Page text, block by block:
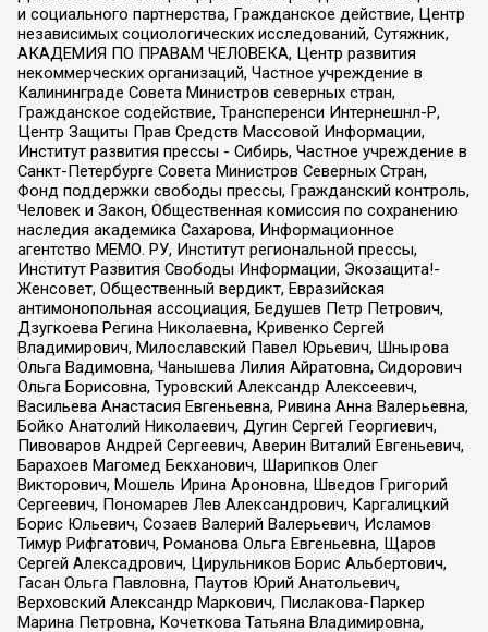
и социального партнерства, Гражданское действие, Центр
независимых социологических исследований, Сутяжник,
АКАДЕМИЯ ПО ПРАВАМ ЧЕЛОВЕКА, Центр развития
некоммерческих организаций, Частное учреждение в
Калининграде Совета Министров северных стран,
Гражданское содействие, Трансперенси Интернешнл-Р,
Центр Защиты Прав Средств Массовой Информации,
Институт развития прессы - Сибирь, Частное учреждение в
Санкт-Петербурге Совета Министров Северных Стран,
Фонд поддержки свободы прессы, Гражданский контроль,
Человек и Закон, Общественная комиссия по сохранению
наследия академика Сахарова, Информационное
агентство МЕМО. РУ, Институт региональной прессы,
Институт Развития Свободы Информации, Экозащита!-
Женсовет, Общественный вердикт, Евразийская
антимонопольная ассоциация, Бедушев Петр Петрович,
Дзугкоева Регина Николаевна, Кривенко Сергей
Владимирович, Милославский Павел Юрьевич, Шнырова
Ольга Вадимовна, Чанышева Лилия Айратовна, Сидорович
Ольга Борисовна, Туровский Александр Алексеевич,
Васильева Анастасия Евгеньевна, Ривина Анна Валерьевна,
Бойко Анатолий Николаевич, Дугин Сергей Георгиевич,
Пивоваров Андрей Сергеевич, Аверин Виталий Евгеньевич,
Барахоев Магомед Бекханович, Шарипков Олег
Викторович, Мошель Ирина Ароновна, Шведов Григорий
Сергеевич, Пономарев Лев Александрович, Каргалицкий
Борис Юльевич, Созаев Валерий Валерьевич, Исламов
Тимур Рифгатович, Романова Ольга Евгеньевна, Щаров
Сергей Алексадрович, Цирульников Борис Альбертович,
Гасан Ольга Павловна, Паутов Юрий Анатольевич,
Верховский Александр Маркович, Пислакова-Паркер
Марина Петровна, Кочеткова Татьяна Владимировна,